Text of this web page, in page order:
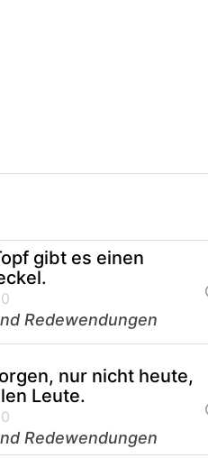
gibt es einen
Redewendungen
nur nicht heute,
Leute.
Redewendungen